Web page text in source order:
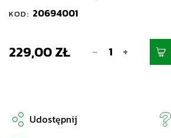
KOD: 20694001
229,00 ZŁ - +
Udostępnij